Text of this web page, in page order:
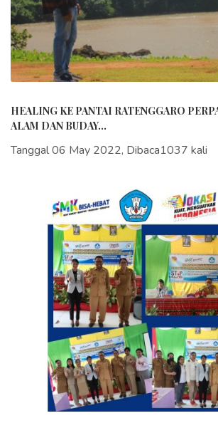
HEALING KE PANTAI RATENGGARO
ALAM DAN BUDAY...
Tanggal 06 May 2022, Dibaca1037 kali